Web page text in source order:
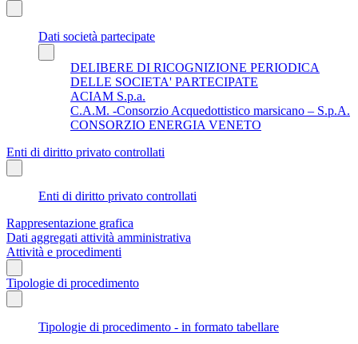
Dati società partecipate
DELIBERE DI RICOGNIZIONE PERIODICA
DELLE SOCIETA' PARTECIPATE
ACIAM S.p.a.
C.A.M. -Consorzio Acquedottistico marsicano – S.p.A.
CONSORZIO ENERGIA VENETO
Enti di diritto privato controllati
Enti di diritto privato controllati
Rappresentazione grafica
Dati aggregati attività amministrativa
Attività e procedimenti
Tipologie di procedimento
Tipologie di procedimento - in formato tabellare